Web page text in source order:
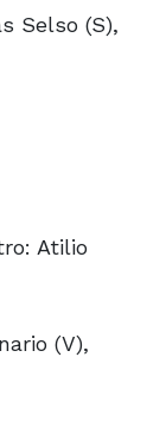
Selso (S),
Atilio
(V),